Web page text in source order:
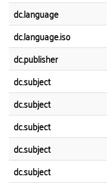
dc.language
dc.language.iso
dc.publisher
dc.subject
dc.subject
dc.subject
dc.subject
dc.subject